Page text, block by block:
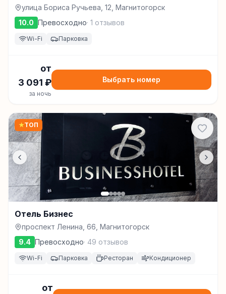
улица Бориса Ручьева, 12, Магнитогорск
10.0 Превосходно· 1 отзывов
Wi-Fi Парковка
от
3 091 ₽
за ночь
Выбрать номер
★ТОП
Отель Бизнес
проспект Ленина, 66, Магнитогорск
9.4 Превосходно· 49 отзывов
Wi-Fi Парковка Ресторан Кондиционер
от